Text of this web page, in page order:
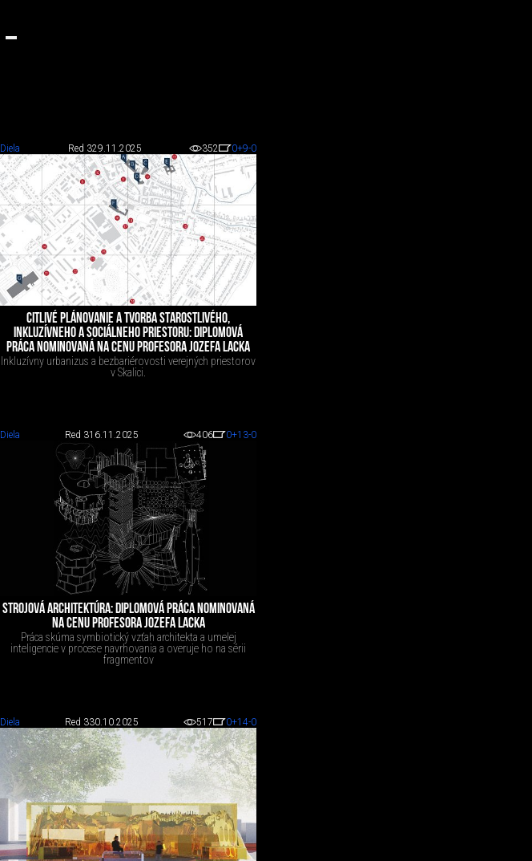
Diela Red 329.11.2025 352 0+9-0
CITLIVÉ PLÁNOVANIE A TVORBA STAROSTLIVÉHO,
INKLUZÍVNEHO A SOCIÁLNEHO PRIESTORU: DIPLOMOVÁ
PRÁCA NOMINOVANÁ NA CENU PROFESORA JOZEFA LACKA
Inkluzívny urbanizus a bezbariérovosti verejných priestorov
v Skalici.
Diela Red 316.11.2025 406 0+13-0
STROJOVÁ ARCHITEKTÚRA: DIPLOMOVÁ PRÁCA NOMINOVANÁ
NA CENU PROFESORA JOZEFA LACKA
Práca skúma symbiotický vzťah architekta a umelej
inteligencie v procese navrhovania a overuje ho na sérii
fragmentov
Diela Red 330.10.2025 517 0+14-0